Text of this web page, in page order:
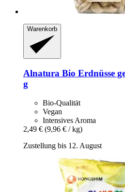
Warenkorb
Alnatura Bio Erdnüsse
g
Bio-Qualität
Vegan
Intensives Aroma
2,49 € (9,96 € / kg)
Zustellung bis 12. August